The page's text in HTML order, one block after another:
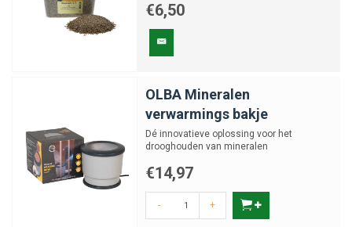
€6,50
OLBA Mineralen
verwarmings bakje
Dé innovatieve oplossing voor het
drooghouden van mineralen
€14,97
- +